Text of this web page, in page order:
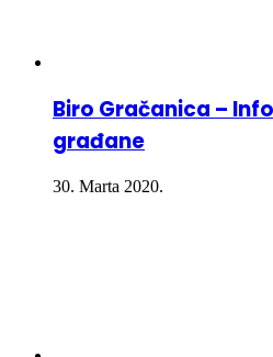
Biro Gračanica –
građane
30. Marta 2020.